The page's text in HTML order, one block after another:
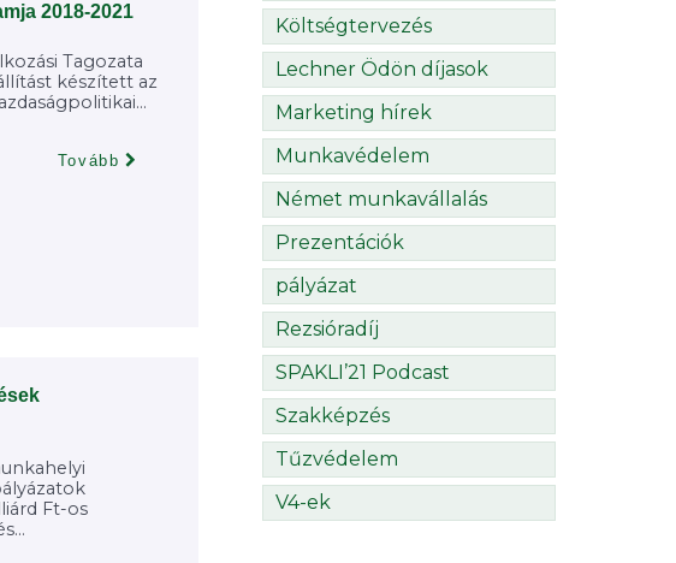
2018-2021
Tagozata
készített az
Tovább
Ft-os
Költségtervezés
Lechner Ödön díjasok
Marketing hírek
Munkavédelem
Német munkavállalás
Prezentációk
pályázat
Rezsióradíj
SPAKLI’21 Podcast
Szakképzés
Tűzvédelem
V4-ek